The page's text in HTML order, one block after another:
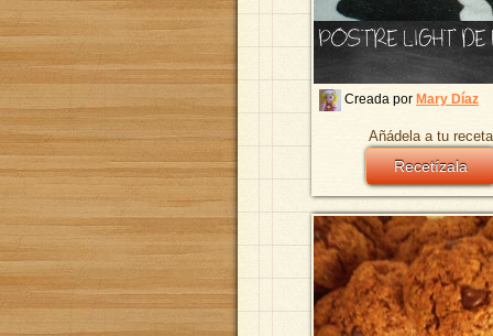
POSTRE LIGHT
Creada por Mary Díaz
Añádela a tu
Recetízala